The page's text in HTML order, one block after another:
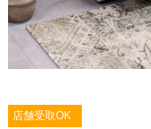
店舗受取OK